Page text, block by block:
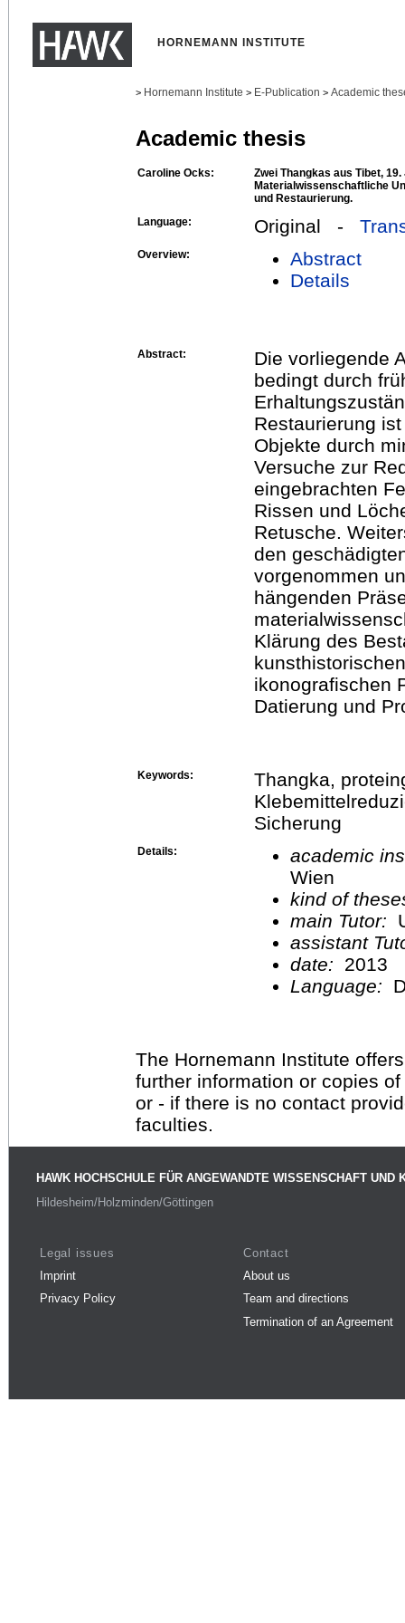
HORNEMANN INSTITUTE
> Hornemann Institute > E-Publication > Academic
Academic thesis
Caroline Ocks:
Zwei Thangkas aus Tibet,
Materialwissenschaftliche
und Restaurierung.
Language:
Original -
Overview:
Abstract
Details
Abstract:
Die vorliegende
bedingt durch
Restaurierung
Objekte durch
Versuche zur
eingebrachten
Rissen und
Retusche.
den
vorgenommen
hängenden
Klärung des
ikonografischen
Datierung und
Keywords:
Thangka,
Sicherung
Details:
academic
Wien
kind of
main Tutor:
assistant
date:
2013
Language:
The Hornemann Institute
further information or copies
or - if there is no contact
faculties.
HAWK HOCHSCHULE FÜR ANGEWANDTE WISSENSCHAFT UND
Hildesheim/Holzminden/Göttingen
Legal issues
Imprint
Privacy Policy
Contact
About us
Team and directions
Termination of an Agreement